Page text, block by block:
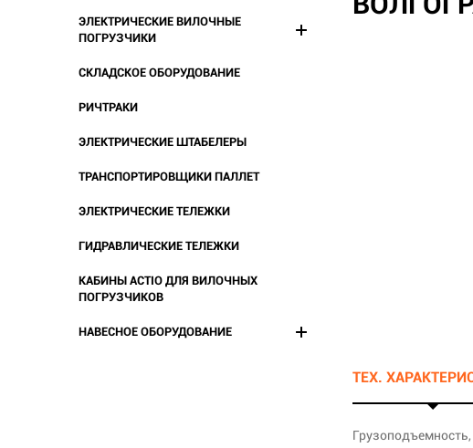
ЭЛЕКТРИЧЕСКИЕ ВИЛОЧНЫЕ
ПОГРУЗЧИКИ
СКЛАДСКОЕ ОБОРУДОВАНИЕ
РИЧТРАКИ
ЭЛЕКТРИЧЕСКИЕ ШТАБЕЛЕРЫ
ТРАНСПОРТИРОВЩИКИ ПАЛЛЕТ
ЭЛЕКТРИЧЕСКИЕ ТЕЛЕЖКИ
ГИДРАВЛИЧЕСКИЕ ТЕЛЕЖКИ
КАБИНЫ ACTIO ДЛЯ ВИЛОЧНЫХ
ПОГРУЗЧИКОВ
НАВЕСНОЕ ОБОРУДОВАНИЕ
ТЕХ.
Грузоподъемность,